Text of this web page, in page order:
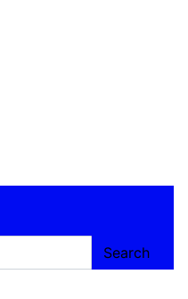
Search